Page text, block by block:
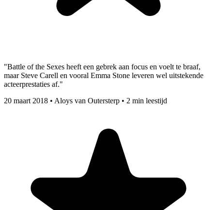
"Battle of the Sexes heeft een gebrek aan focus en voelt te braaf,
maar Steve Carell en vooral Emma Stone leveren wel uitstekende
acteerprestaties af."
20 maart 2018 • Aloys van Outersterp • 2 min leestijd